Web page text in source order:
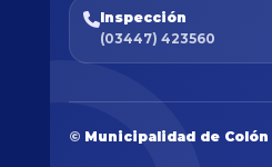
Inspección
(03447) 423560
© Municipalidad de Colón